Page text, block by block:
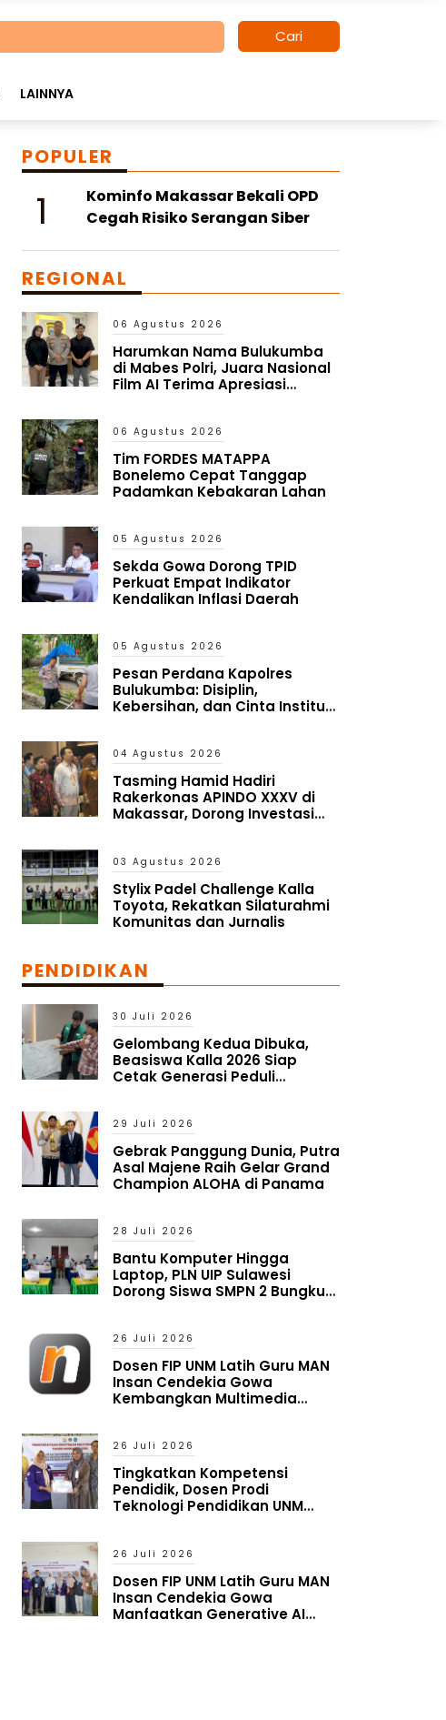
Cari
LAINNYA
POPULER
1
Kominfo Makassar Bekali OPD
Cegah Risiko Serangan Siber
REGIONAL
06 Agustus 2026
Harumkan Nama Bulukumba
di Mabes Polri, Juara Nasional
Film AI Terima Apresiasi
06 Agustus 2026
Tim FORDES MATAPPA
Bonelemo Cepat Tanggap
Padamkan Kebakaran Lahan
05 Agustus 2026
Sekda Gowa Dorong TPID
Perkuat Empat Indikator
Kendalikan Inflasi Daerah
05 Agustus 2026
Pesan Perdana Kapolres
Bulukumba: Disiplin,
Kebersihan, dan Cinta Institusi
04 Agustus 2026
Tasming Hamid Hadiri
Rakerkonas APINDO XXXV di
Makassar, Dorong Investasi
03 Agustus 2026
Stylix Padel Challenge Kalla
Toyota, Rekatkan Silaturahmi
Komunitas dan Jurnalis
PENDIDIKAN
30 Juli 2026
Gelombang Kedua Dibuka,
Beasiswa Kalla 2026 Siap
Cetak Generasi Peduli
29 Juli 2026
Gebrak Panggung Dunia, Putra
Asal Majene Raih Gelar Grand
Champion ALOHA di Panama
28 Juli 2026
Bantu Komputer Hingga
Laptop, PLN UIP Sulawesi
Dorong Siswa SMPN 2 Bungku
26 Juli 2026
Dosen FIP UNM Latih Guru MAN
Insan Cendekia Gowa
Kembangkan Multimedia
26 Juli 2026
Tingkatkan Kompetensi
Pendidik, Dosen Prodi
Teknologi Pendidikan UNM
AI
26 Juli 2026
Dosen FIP UNM Latih Guru MAN
Insan Cendekia Gowa
Manfaatkan Generative AI